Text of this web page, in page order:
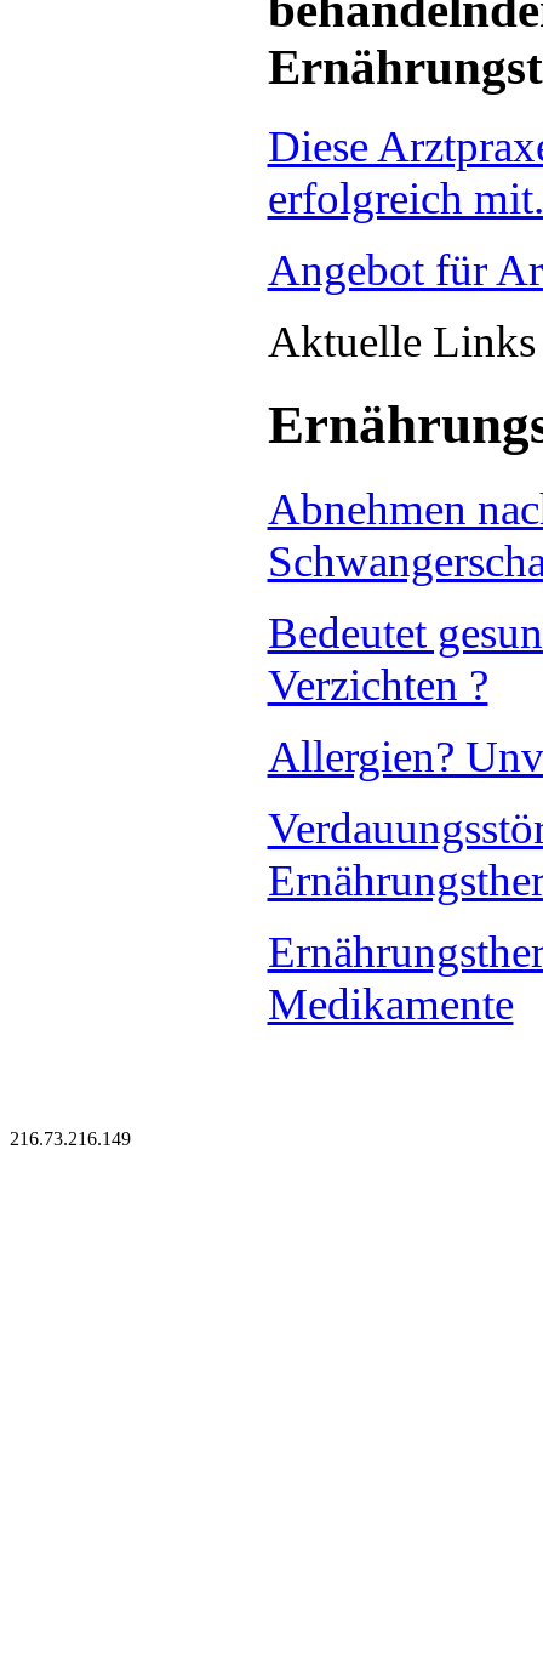
Diese
erfolgreich mit.
Angebot für
Aktuelle Links
Abnehmen
Bedeutet
Verzichten ?
Allergien?
Medikamente
216.73.216.149